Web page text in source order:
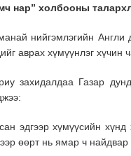
нар” холбооны
нийгэмлэгийн Англи
аврах хүмүүнлэг
захидалдаа Газар
эдгээр хүмүүсийн
өөрт нь ямар ч найдвар